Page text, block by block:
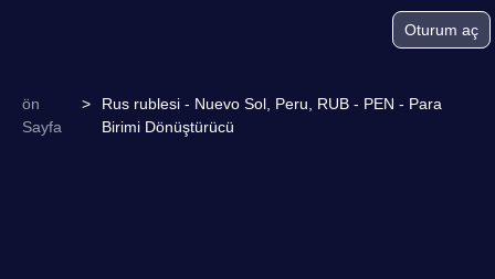
Oturum aç
ön
Sayfa
>
Rus rublesi - Nuevo Sol, Peru, RUB - PEN - Para
Birimi Dönüştürücü